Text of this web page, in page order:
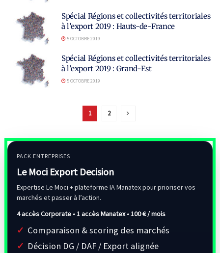
Spécial Régions et collectivités territoriales
à l’export 2019 : Hauts-de-France
5 OCTOBRE 2019
Spécial Régions et collectivités territoriales
à l’export 2019 : Grand-Est
5 OCTOBRE 2019
1 2
PACK ENTREPRISES
Le Moci Export Decision
Expertise Le Moci + plateforme IA Manatex pour prioriser vos
marchés et passer à l’action.
4 accès Corporate • 1 accès Manatex •100 € / mois
Comparaison & scoring des marchés
Décision DG / DAF / Export alignée